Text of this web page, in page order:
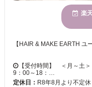
楽
【受付時間】 ＜月～土
9：00～18：…
定休日： R8年8月より不定休